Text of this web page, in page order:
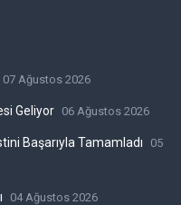
07 Ağustos 2026
Geliyor 06 Ağustos 2026
Başarıyla Tamamladı
05
04 Ağustos 2026